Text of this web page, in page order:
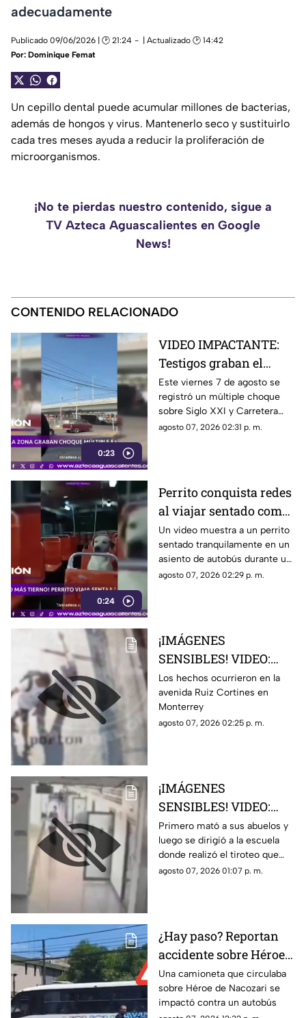
adecuadamente
Publicado 09/06/2026 | 🕑 21:24
| Actualizado 🕑 14:42
Por: Dominique Femat
Un cepillo dental puede acumular millones de bacterias,
además de hongos y virus. Mantenerlo seco y sustituirlo
cada tres meses ayuda a reducir la proliferación de
microorganismos.
¡No te pierdas nuestro contenido, sigue a
TV Azteca Aguascalientes en Google
News!
CONTENIDO RELACIONADO
0:23
VIDEO IMPACTANTE:
Testigos graban el
momento exacto en que
tráiler impacta varios
autos en
Aguascalientes
Este viernes 7 de agosto se
registró un múltiple choque
sobre Siglo XXI y Carretera
Federal 70 Oriente
agosto 07, 2026 02:31 p. m.
0:24
Perrito conquista redes
al viajar sentado como
un pasajero en un
autobús
Un video muestra a un perrito
sentado tranquilamente en un
asiento de autobús durante un
recorrido. Usuarios destacaron
agosto 07, 2026 02:29 p. m.
¡IMÁGENES
SENSIBLES! VIDEO:
Adulto mayor muere
atropellado por un
tráiler luego de ser
empujado sin motivo
Los hechos ocurrieron en la
avenida Ruiz Cortines en
Monterrey
agosto 07, 2026 02:25 p. m.
¡IMÁGENES
SENSIBLES! VIDEO:
Momento exacto en que
un adolescente de 14
años realiza un tiroteo
masivo en su escuela;
Primero mató a sus abuelos y
luego se dirigió a la escuela
donde realizó el tiroteo que
dejó cinco maestros sin vida y
agosto 07, 2026 01:07 p. m.
¿Hay paso? Reportan
accidente sobre Héroe
de Nacozari y Vasco de
Gama
Una camioneta que circulaba
sobre Héroe de Nacozari se
impactó contra un autobús